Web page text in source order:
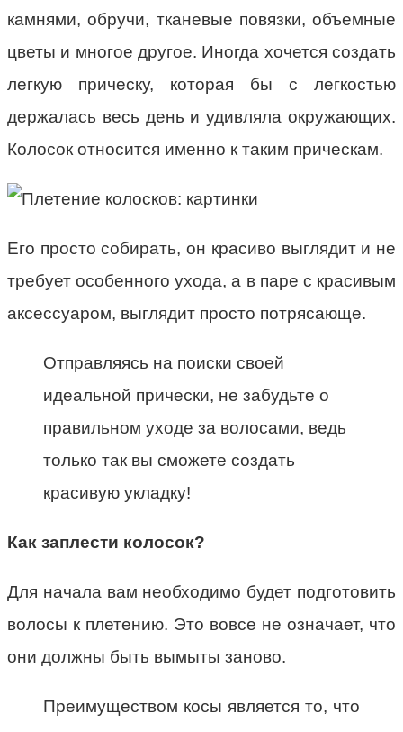
камнями, обручи, тканевые повязки, объемные
цветы и многое другое. Иногда хочется создать
легкую прическу, которая бы с легкостью
держалась весь день и удивляла окружающих.
Колосок относится именно к таким прическам.
Его просто собирать, он красиво выглядит и не
требует особенного ухода, а в паре с красивым
аксессуаром, выглядит просто потрясающе.
Отправляясь на поиски своей
идеальной прически, не забудьте о
правильном уходе за волосами, ведь
только так вы сможете создать
красивую укладку!
Как заплести колосок?
Для начала вам необходимо будет подготовить
волосы к плетению. Это вовсе не означает, что
они должны быть вымыты заново.
Преимуществом косы является то, что